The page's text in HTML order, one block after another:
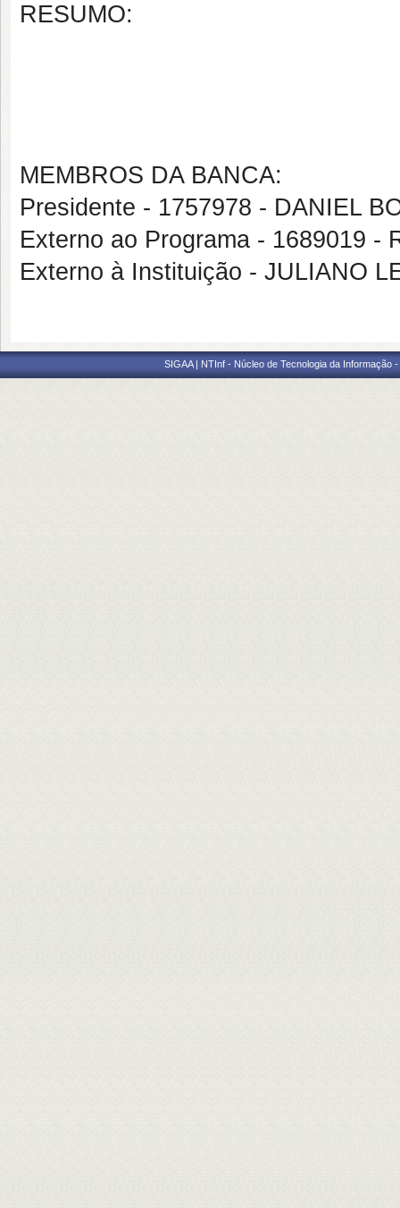
RESUMO:
MEMBROS DA BANCA:
Presidente - 1757978 - DANIEL
Externo ao Programa - 1689019 -
Externo à Instituição - JULIANO
SIGAA | NTInf - Núcleo de Tecnologia da